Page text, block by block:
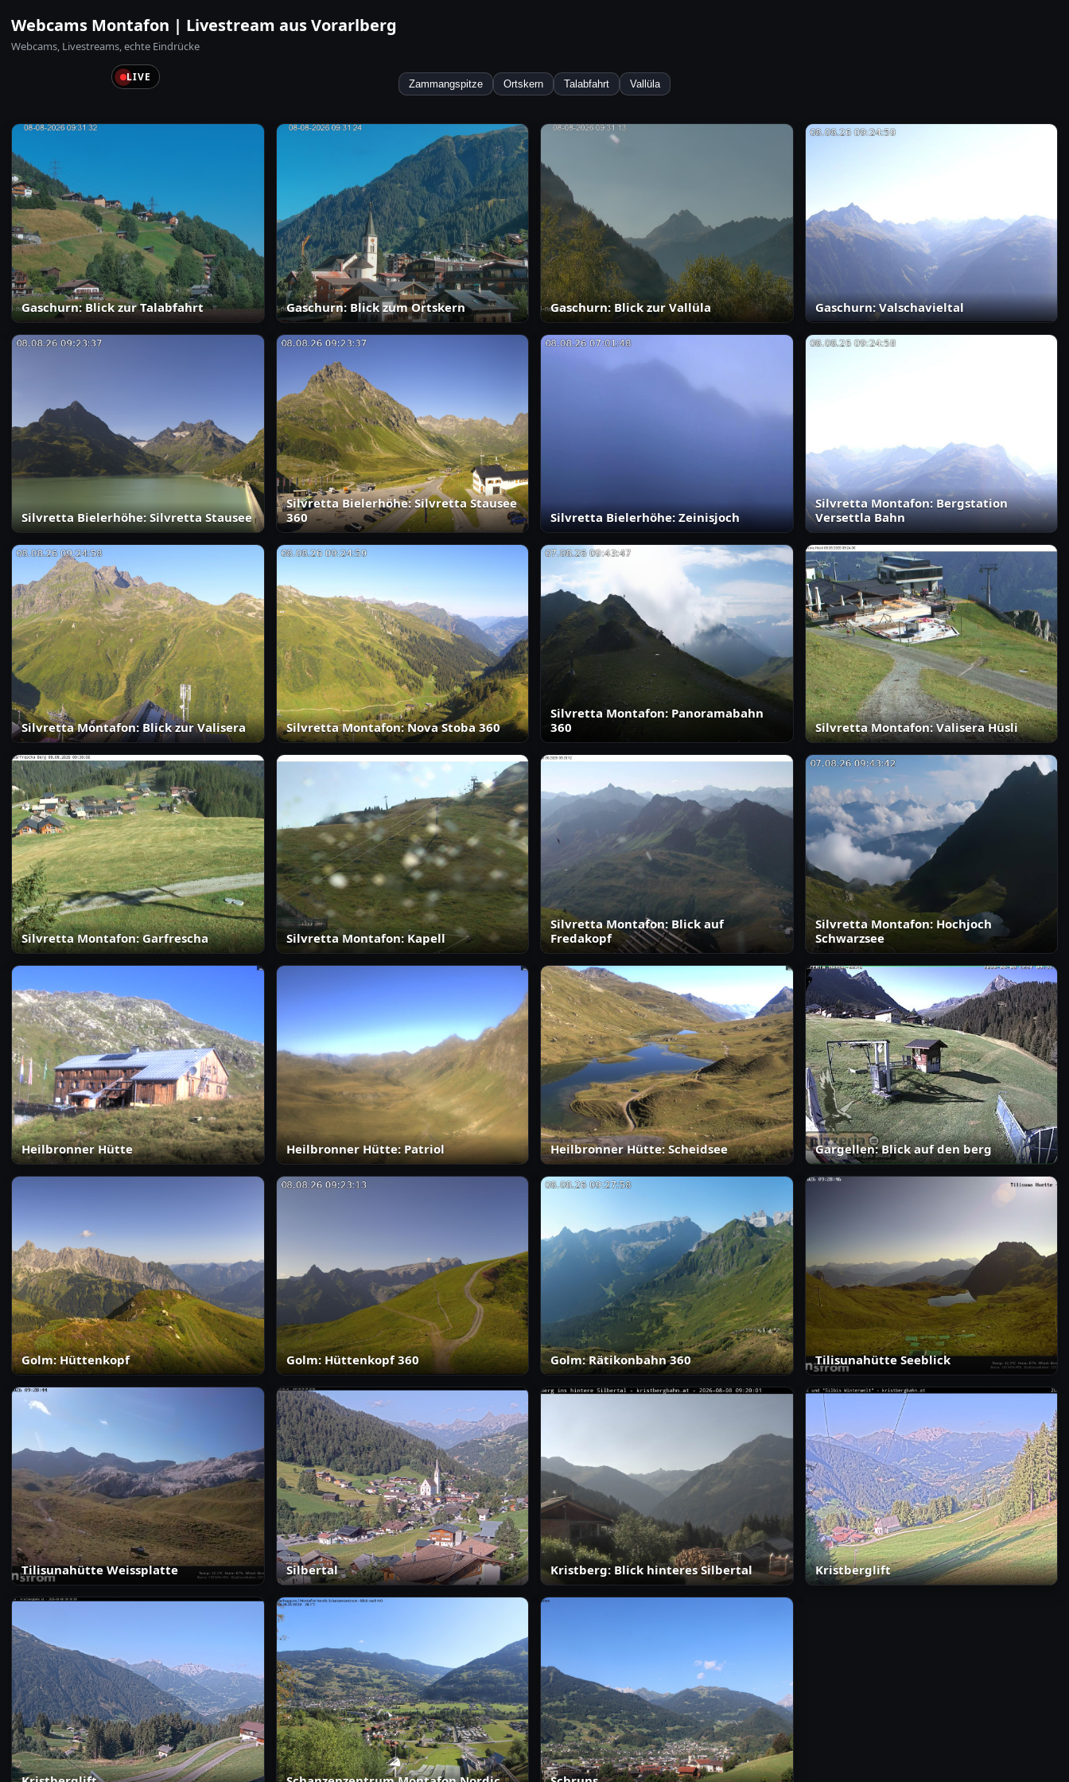
Webcams Montafon | Livestream aus Vorarlberg
Webcams, Livestreams, echte Eindrücke
LIVE Zammangspitze Ortskern Talabfahrt Vallüla
Gaschurn: Blick zur Talabfahrt Gaschurn: Blick zum Ortskern Gaschurn: Blick zur Vallüla Gaschurn: Valschavieltal
Silvretta Bielerhöhe: Silvretta Stausee
Silvretta Bielerhöhe: Silvretta Stausee
360
Silvretta Bielerhöhe: Zeinisjoch
Silvretta Montafon: Bergstation
Versettla Bahn
Silvretta Montafon: Blick zur Valisera Silvretta Montafon: Nova Stoba 360
Silvretta Montafon: Panoramabahn
360
Silvretta Montafon: Valisera Hüsli
Silvretta Montafon: Garfrescha Silvretta Montafon: Kapell
Silvretta Montafon: Blick auf
Fredakopf
Silvretta Montafon: Hochjoch
Schwarzsee
Heilbronner Hütte Heilbronner Hütte: Patriol Heilbronner Hütte: Scheidsee Gargellen: Blick auf den berg
Golm: Hüttenkopf Golm: Hüttenkopf 360 Golm: Rätikonbahn 360 Tilisunahütte Seeblick
Tilisunahütte Weissplatte Silbertal Kristberg: Blick hinteres Silbertal Kristberglift